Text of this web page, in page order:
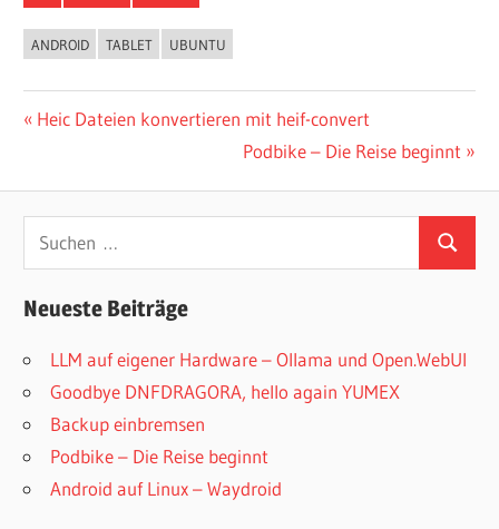
ANDROID TABLET UBUNTU
Beitragsnavigation
Vorheriger
Heic Dateien konvertieren mit heif-convert
Nächster
Podbike – Die Reise beginnt
Suchen
nach:
Suchen
Neueste Beiträge
LLM auf eigener Hardware – Ollama und Open.WebUI
Goodbye DNFDRAGORA, hello again YUMEX
Backup einbremsen
Podbike – Die Reise beginnt
Android auf Linux – Waydroid